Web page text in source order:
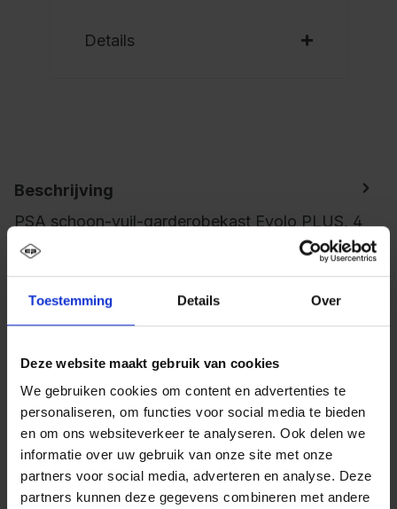
Toestemming Details Over
Deze website maakt gebruik van cookies
We gebruiken cookies om content en advertenties te
personaliseren, om functies voor social media te bieden
en om ons websiteverkeer te analyseren. Ook delen we
informatie over uw gebruik van onze site met onze
partners voor social media, adverteren en analyse. Deze
partners kunnen deze gegevens combineren met andere
Details
Beschrijving
PSA schoon-vuil-garderobekast Evolo PLUS, 4
vakken voor 2 personen, voor het gescheiden
Meer